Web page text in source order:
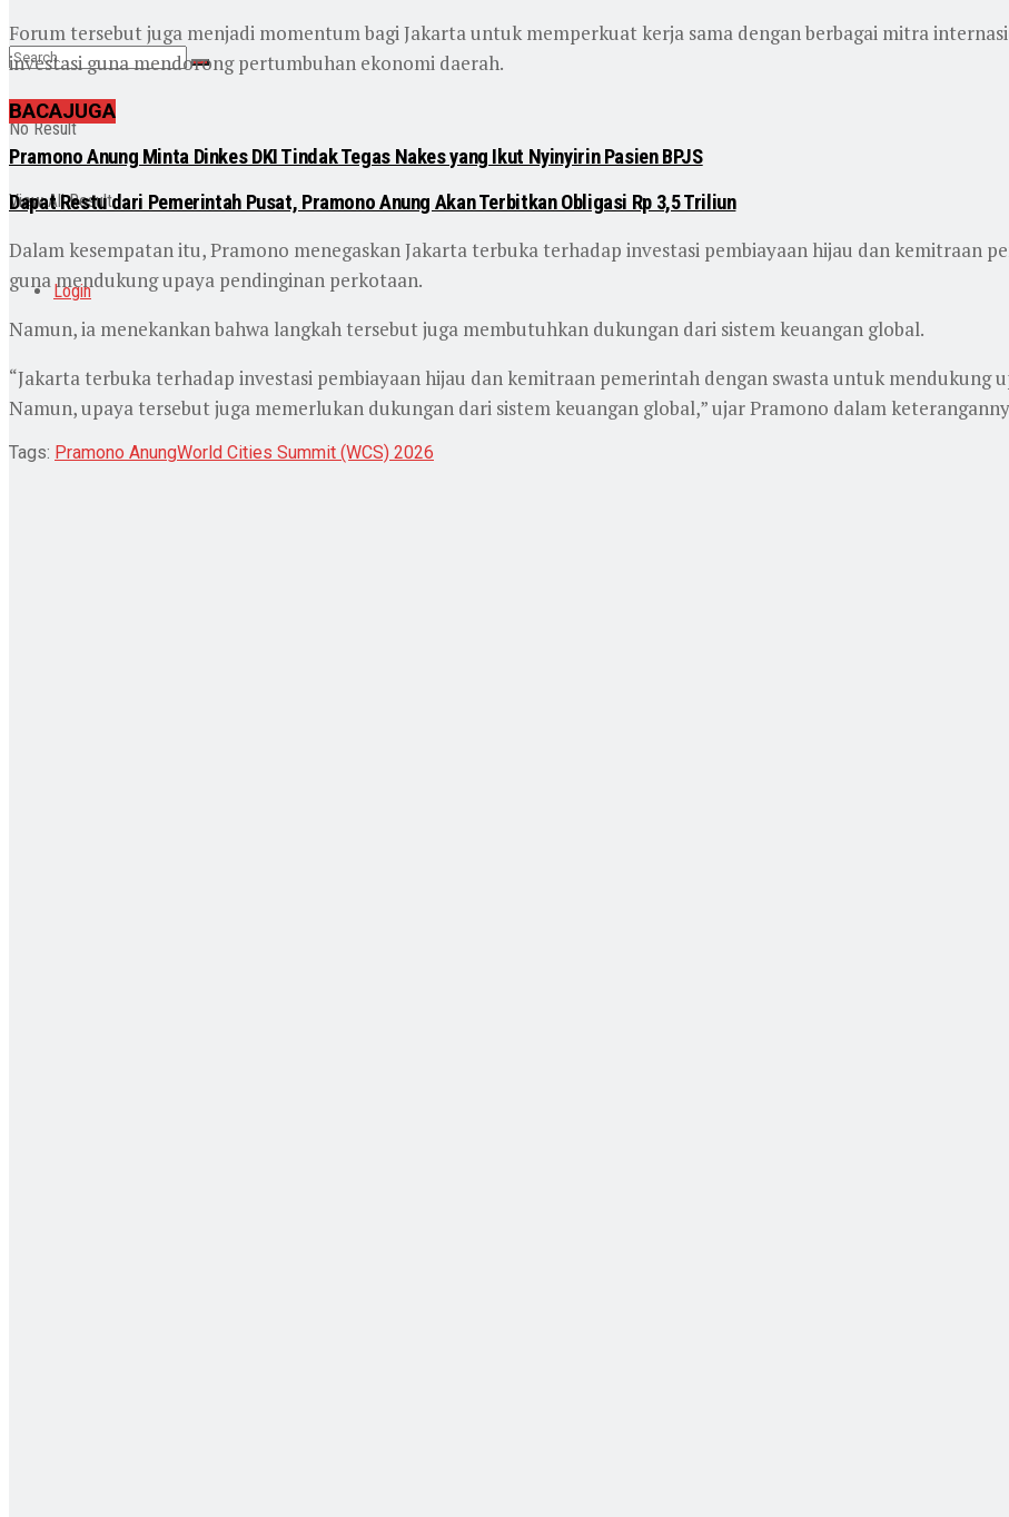
No Result
View All Result
Login
Forum tersebut juga menjadi momentum bagi Jakarta untuk memperkuat kerja sama dengan berbagai mitra
investasi guna mendorong pertumbuhan ekonomi daerah.
BACAJUGA
Pramono Anung Minta Dinkes DKI Tindak Tegas Nakes yang Ikut Nyinyirin Pasien BPJS
Dapat Restu dari Pemerintah Pusat, Pramono Anung Akan Terbitkan Obligasi Rp 3,5 Triliun
Dalam kesempatan itu, Pramono menegaskan Jakarta terbuka terhadap investasi pembiayaan hijau dan kemitraan
guna mendukung upaya pendinginan perkotaan.
Namun, ia menekankan bahwa langkah tersebut juga membutuhkan dukungan dari sistem keuangan global.
“Jakarta terbuka terhadap investasi pembiayaan hijau dan kemitraan pemerintah dengan swasta untuk mendukung
Namun, upaya tersebut juga memerlukan dukungan dari sistem keuangan global,” ujar Pramono dalam
Tags: Pramono AnungWorld Cities Summit (WCS) 2026